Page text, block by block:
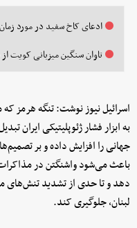
ادعای کاخ سفید در مورد زمان
تاوان سنگین میزبانی کویت از
اسرائیل نیوز نوشت: تنگه هرمز
به ابزار فشار ژئوپلیتیکی ایران
جهانی را افزایش داده و بر
باعث می‌شود واشنگتن در مذاکرات
دهد و تا حدی از تشدید تنش‌های
لبنان، جلوگیری کند.